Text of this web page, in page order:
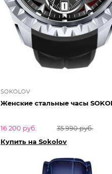
SOKOLOV
Женские стальные
16 200 руб. 35 990 руб.
Купить на Sokolov